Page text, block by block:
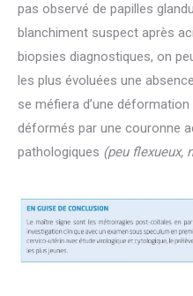
pas observé de papilles
blanchiment suspect après
biopsies diagnostiques, on
les plus évoluées une
se méfiera d’une
déformés par une couronne
pathologiques (peu flexueux,